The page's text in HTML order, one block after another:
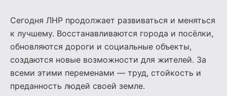
Сегодня ЛНР продолжает развиваться и меняться
к лучшему. Восстанавливаются города и посёлки,
обновляются дороги и социальные объекты,
создаются новые возможности для жителей. За
всеми этими переменами — труд, стойкость и
преданность людей своей земле.